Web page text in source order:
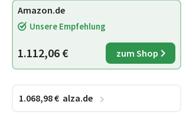
Amazon.de
Unsere Empfehlung
1.112,06 € zum Shop
1.068,98€ alza.de